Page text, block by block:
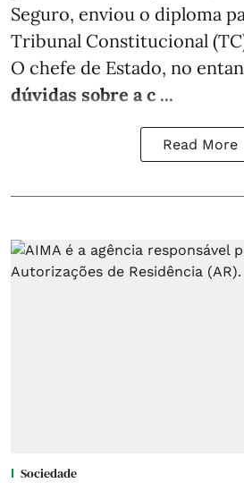
Seguro, enviou o diploma
Tribunal Constitucional
O chefe de Estado, no
dúvidas sobre a c ...
Read More
Sociedade